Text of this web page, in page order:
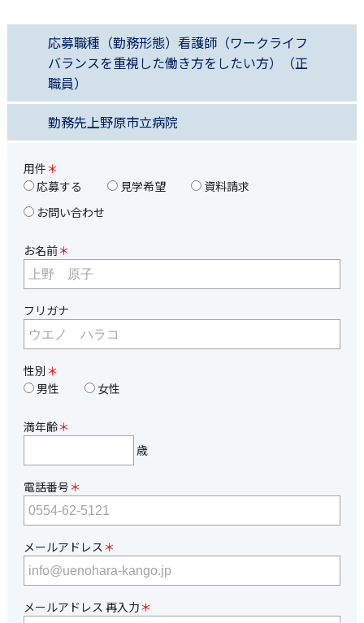
応募職種（勤務形態） 看護師（ワークライフ
バランスを重視した働き方をしたい方）（正
職員）
勤務先上野原市立病院
用件＊
応募する
見学希望
資料請求
お問い合わせ
お名前＊
フリガナ
性別 ＊
男性
女性
満年齢＊
歳
電話番号＊
メールアドレス＊
メールアドレス 再入力＊